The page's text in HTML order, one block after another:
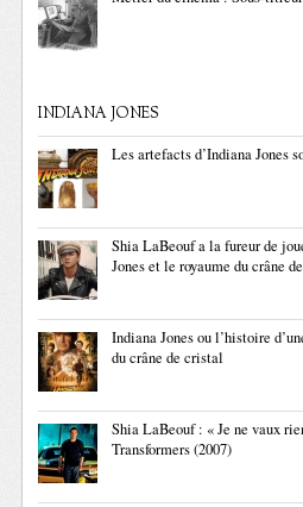
INDIANA JONES
Les artefacts d’Indiana Jones
Shia LaBeouf a la fureur de
Jones et le royaume du crâne
Indiana Jones ou l’histoire
du crâne de cristal
Shia LaBeouf : « Je ne vaux
Transformers (2007)